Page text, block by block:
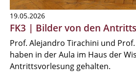
19.05.2026
FK3 | Bilder von den
Prof. Alejandro Tirachini und
haben in der Aula im Haus der
Antrittsvorlesung gehalten.